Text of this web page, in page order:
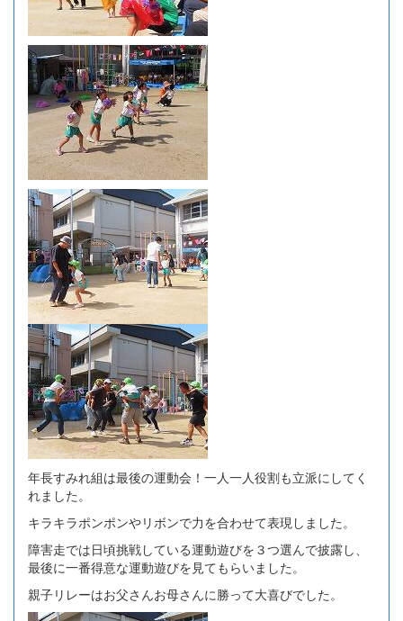
年長すみれ組は最後の運動会！一人一人役割も立派にしてく
れました。
キラキラポンポンやリボンで力を合わせて表現しました。
障害走では日頃挑戦している運動遊びを３つ選んで披露し、
最後に一番得意な運動遊びを見てもらいました。
親子リレーはお父さんお母さんに勝って大喜びでした。